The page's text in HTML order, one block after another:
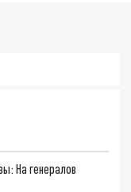
На генералов